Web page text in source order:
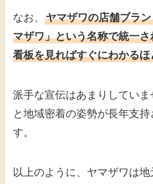
なお、ヤマザワの店舗ブラ
マザワ」という名称で統一
看板を見ればすぐにわかる
派手な宣伝はあまりしてい
と地域密着の姿勢が長年支
す。
以上のように、ヤマザワは